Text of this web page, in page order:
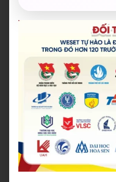
trong đó hơn 120
Tổng